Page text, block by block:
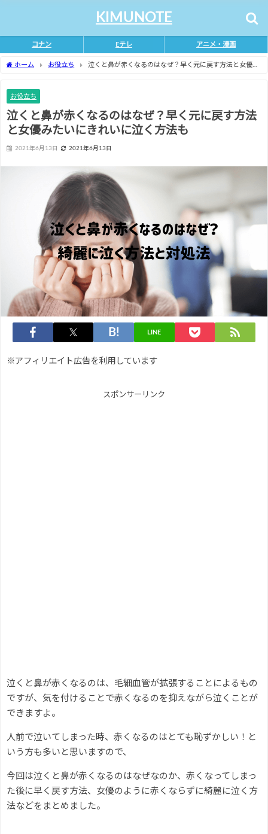
KIMUNOTE
コナン Eテレ アニメ・漫画
ホーム お役立ち
泣くと鼻が赤くなるのはなぜ？早く元に戻す方法と女優み
お役立ち
泣くと鼻が赤くなるのはなぜ？早く元に戻す方法
と女優みたいにきれいに泣く方法も
2021年6月13日 2021年6月13日
LINE
※アフィリエイト広告を利用しています
スポンサーリンク
泣くと鼻が赤くなるのは、毛細血管が拡張することによるもの
ですが、気を付けることで赤くなるのを抑えながら泣くことが
できますよ。
人前で泣いてしまった時、赤くなるのはとても恥ずかしい！と
いう方も多いと思いますので、
今回は泣くと鼻が赤くなるのはなぜなのか、赤くなってしまっ
た後に早く戻す方法、女優のように赤くならずに綺麗に泣く方
法などをまとめました。